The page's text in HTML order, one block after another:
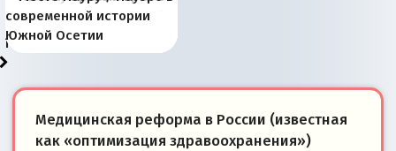
отличаются от «Яблока»
тем, что они -
победители
Запада рассказала о
«переобувании» хозяев
перемены: 15 шагов к
суверенной экономике
Европы
сбрасывать балласт
Анкориджа
года: первые уступки во
внутренней политике
сегодня
Варшаве не поможет её
отношениям с Россией?
современной истории
Южной Осетии
Медицинская реформа в России (известная
как «оптимизация здравоохранения»)